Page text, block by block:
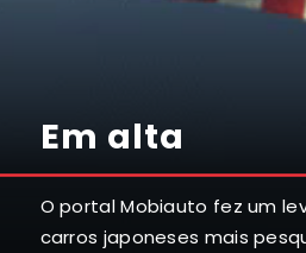
O portal Mobiauto fez um
carros japoneses mais
Em alta